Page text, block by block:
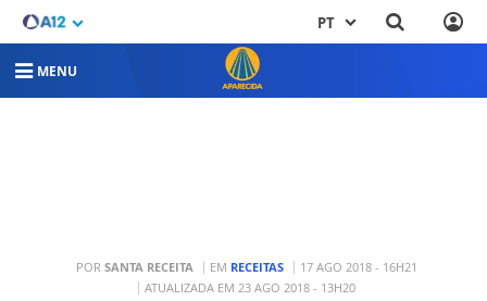
PT
MENU
POR SANTA RECEITA EM RECEITAS
17 AGO 2018 - 16H21
ATUALIZADA EM 23 AGO 2018 - 13H20